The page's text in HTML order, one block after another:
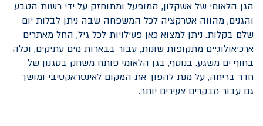
הגן הלאומי של אשקלון, המופעל ומתוחזק על ידי רשות הטבע
והגנים, מהווה אטרקציה לכל המשפחה שבה ניתן לבלות יום
שלם בקלות. ניתן למצוא כאן פעילויות לכל גיל, החל מאתרים
ארכיאולוגיים מתקופות שונות, עבור בבארות מים עתיקים, וכלה
בחוף ים משגע. בנוסף, בגן הלאומי פותח משחק בסגנון של
חדר בריחה, על מנת להפוך את המקום לאינטראקטיבי ומושך
גם עבור מבקרים צעירים יותר.